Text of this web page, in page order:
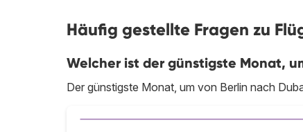
Häufig gestellte Fragen zu
Welcher ist der günstigste Monat,
Der günstigste Monat, um von Berlin nach